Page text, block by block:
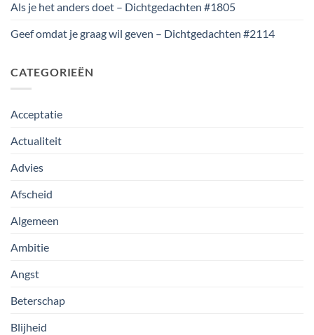
Als je het anders doet – Dichtgedachten #1805
Geef omdat je graag wil geven – Dichtgedachten #2114
CATEGORIEËN
Acceptatie
Actualiteit
Advies
Afscheid
Algemeen
Ambitie
Angst
Beterschap
Blijheid